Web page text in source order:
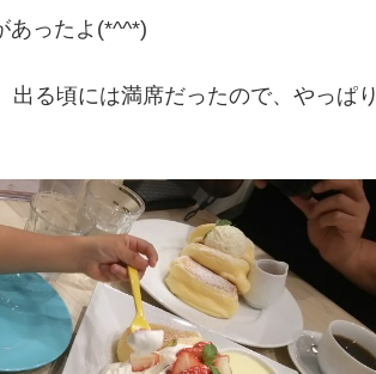
あったよ(*^^*)
る頃には満席だったので、やっぱり